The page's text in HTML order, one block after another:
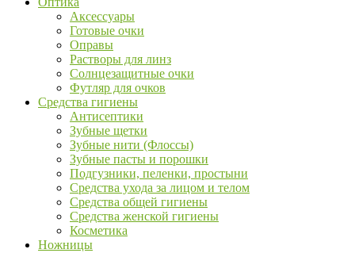
Аксессуары
Готовые очки
Оправы
Растворы для линз
Солнцезащитные очки
Футляр для очков
Средства гигиены
Антисептики
Зубные щетки
Зубные нити (Флоссы)
Зубные пасты и порошки
Подгузники, пеленки, простыни
Средства ухода за лицом и телом
Средства общей гигиены
Средства женской гигиены
Косметика
Ножницы